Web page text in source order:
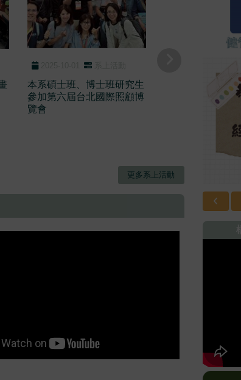
本系碩士班、博士班研究生
參加第六屆台北國際照顧博
覽會
更多系上活動